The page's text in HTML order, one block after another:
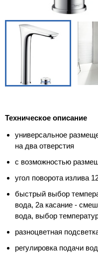
Техническое описание
универсальное
на два отверстия
с возможностью
угол поворота излива
быстрый выбор
вода, 2а касание -
вода, выбор
разноцветная
регулировка подачи